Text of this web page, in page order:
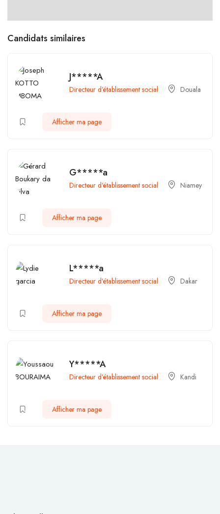
Candidats similaires
J*****A
Directeur d’établissement social Douala
Afficher ma page
G*****a
Directeur d’établissement social Niamey
Afficher ma page
L*****a
Directeur d’établissement social Dakar
Afficher ma page
Y*****A
Directeur d’établissement social Kandi
Afficher ma page